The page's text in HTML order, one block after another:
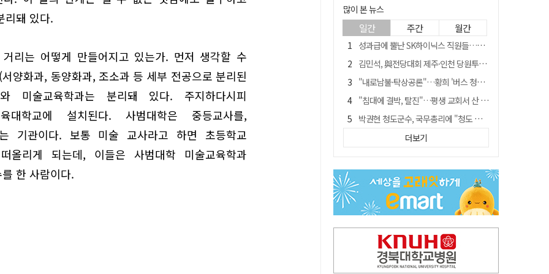
리돼 있다.
리는 어떻게 만들어지고 있는가. 먼저 생각할 수
양화과, 동양화과, 조소과 등 세부 전공으로 분리된
미술교육학과는 분리돼 있다. 주지하다시피
대학교에 설치된다. 사범대학은 중등교사를,
기관이다. 보통 미술 교사라고 하면 초등학교
올리게 되는데, 이들은 사범대학 미술교육학과
한 사람이다.
많이 본 뉴스
일간 주간 월간
성과급에 뿔난 SK하이닉스 직원들…3500명 모여 '새 노조' 만든다
김민석, 與전당대회 제주·인천 당원투표서 승리…누적 득표는 '초박빙'
"내로남불·탁상공론"…황희 '버스 청년주택' 제안에 與 내부서도 쓴소리
"침대에 결박, 탈진"…평생 교회서 산 11세 남아, 병원 이송 끝 숨져
박권현 청도군수, 국무총리에 "청도 물 공급 최대 3만t 늘려달라"
예안향교 대성전, '국가지정 보물로 지정'
李대통령 "결혼 페널티 개선"에…장동혁 "그 페널티 만든 게 이 정권"
트럼프 만난 손현보 목사…"현재 자유대한민국 여러 면에서 어려움"
"아버지 외출한 사이"…흉기로 40대母 살해한 고교 자퇴생, 구속 기로에
더보기